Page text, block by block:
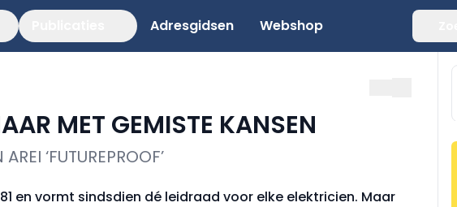
Adresgidsen Webshop
MET GEMISTE KANSEN
‘FUTUREPROOF’
en vormt sindsdien dé leidraad voor elke elektricien. Maar